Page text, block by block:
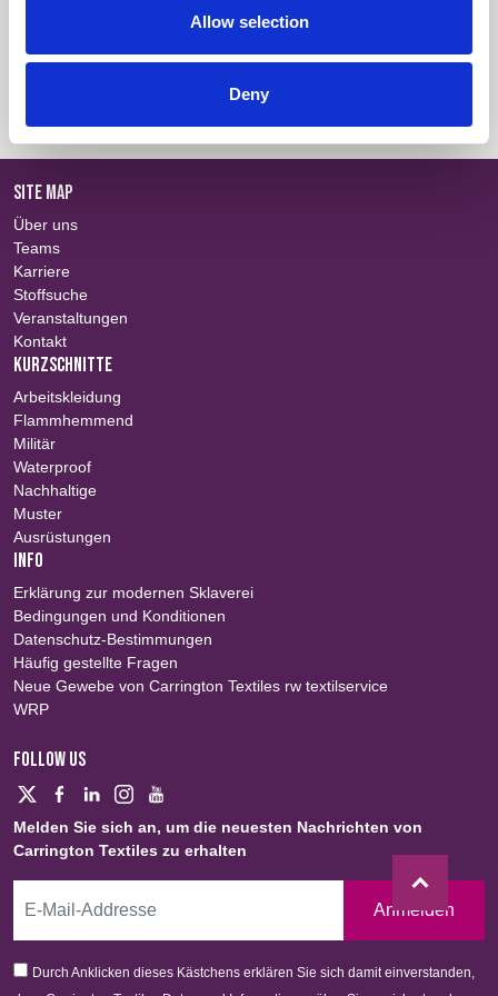
Allow selection
Deny
SITE MAP
Über uns
Teams
Karriere
Stoffsuche
Veranstaltungen
Kontakt
KURZSCHNITTE
Arbeitskleidung
Flammhemmend
Militär
Waterproof
Nachhaltige
Muster
Ausrüstungen
INFO
Erklärung zur modernen Sklaverei
Bedingungen und Konditionen
Datenschutz-Bestimmungen
Häufig gestellte Fragen
Neue Gewebe von Carrington Textiles rw textilservice
WRP
FOLLOW US
Melden Sie sich an, um die neuesten Nachrichten von
Carrington Textiles zu erhalten
Anmelden
Durch Anklicken dieses Kästchens erklären Sie sich damit einverstanden,